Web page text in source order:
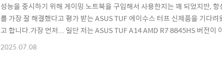
성능을 중시하기 위해 게이밍 노트북을 구입해서 사용한지는 꽤 되었지만,
를 가장 잘 해결했다고 평가 받는 ASUS TUF 에이수스 터프 신제품을 기다
고 합니다.가장 먼저... 일단 저는 ASUS TUF A14 AMD R7 8845HS 버전
기다리고 있었는데요.ASUS(에이수스) 내부적으로 무슨 문제가 있는지는 모
2025.07.08